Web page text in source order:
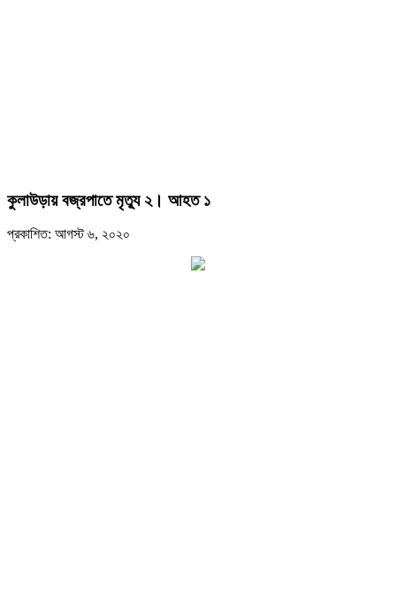
কুলাউড়ায় বজ্রপাতে মৃত্যু ২। আহত ১
প্রকাশিত: আগস্ট ৬, ২০২০